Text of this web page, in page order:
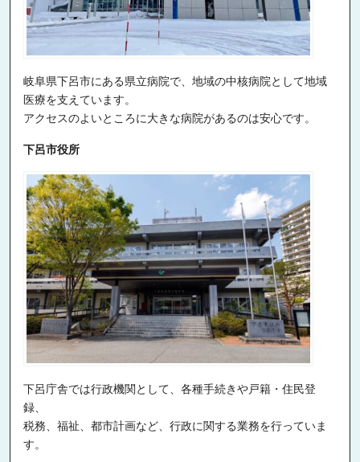
岐阜県下呂市にある県立病院で、地域の中核病院として地域
医療を支えています。
アクセスのよいところに大きな病院があるのは安心です。
下呂市役所
下呂庁舎では行政機関として、各種手続きや戸籍・住民登
録、
税務、福祉、都市計画など、行政に関する業務を行っていま
す。